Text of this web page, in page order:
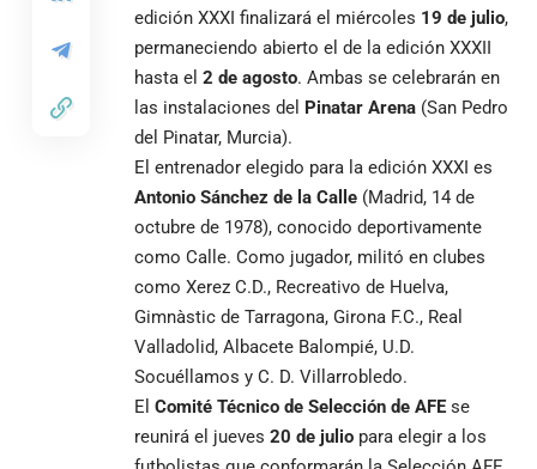
edición XXXI finalizará el miércoles 19 de julio,
permaneciendo abierto el de la edición XXXII
hasta el 2 de agosto. Ambas se celebrarán en
las instalaciones del Pinatar Arena (San Pedro
del Pinatar, Murcia).
El entrenador elegido para la edición XXXI es
Antonio Sánchez de la Calle (Madrid, 14 de
octubre de 1978), conocido deportivamente
como Calle. Como jugador, militó en clubes
como Xerez C.D., Recreativo de Huelva,
Gimnàstic de Tarragona, Girona F.C., Real
Valladolid, Albacete Balompié, U.D.
Socuéllamos y C. D. Villarrobledo.
El Comité Técnico de Selección de AFE se
reunirá el jueves 20 de julio para elegir a los